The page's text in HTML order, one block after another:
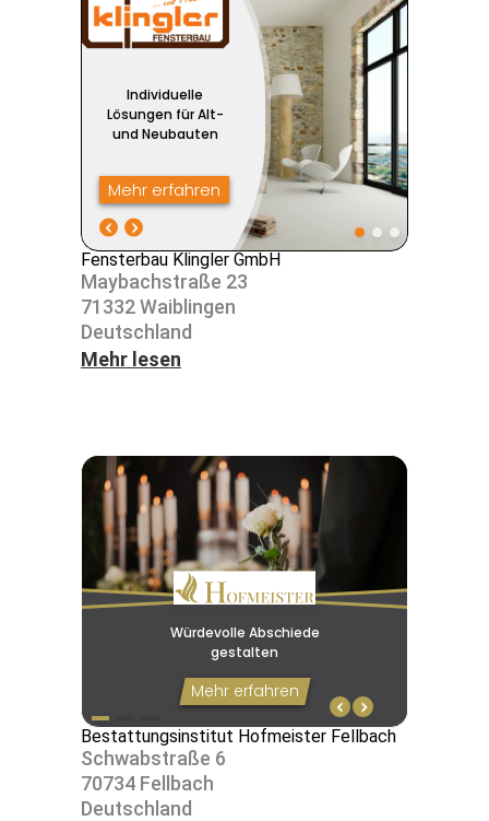
Fensterbau Klingler GmbH
Maybach­straße 23
71332 Waib­lingen
Deutsch­land
Mehr lesen
Bestattungsinstitut Hofmeister Fellbach
Schwab­straße 6
70734 Fell­bach
Deutsch­land